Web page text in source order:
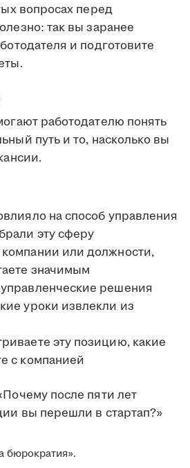
вопросах перед
так вы заранее
и подготовите
работодателю понять
путь и то, насколько вы
на способ управления
эту сферу
или должности,
значимым
решения
уроки извлекли из
эту позицию, какие
с компанией
после пяти лет
вы перешли в стартап?»
бюрократия».